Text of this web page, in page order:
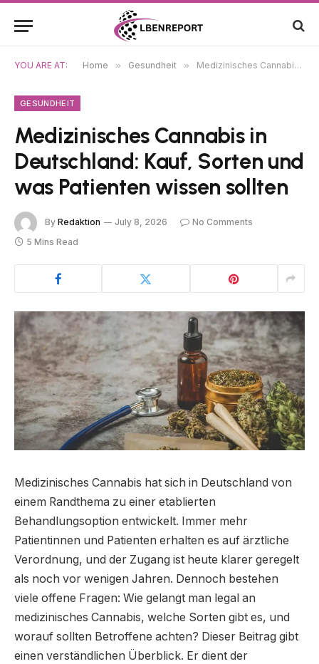
YOU ARE AT: Home » Gesundheit » Medizinisches Cannabis in Deutschland: Kauf, Sorten und was Patienten wissen sollten
GESUNDHEIT
Medizinisches Cannabis in
Deutschland: Kauf, Sorten und
was Patienten wissen sollten
By Redaktion July 8, 2026
No Comments
5 Mins Read
Medizinisches Cannabis hat sich in Deutschland von
einem Randthema zu einer etablierten
Behandlungsoption entwickelt. Immer mehr
Patientinnen und Patienten erhalten es auf ärztliche
Verordnung, und der Zugang ist heute klarer geregelt
als noch vor wenigen Jahren. Dennoch bestehen
viele offene Fragen: Wie gelangt man legal an
medizinisches Cannabis, welche Sorten gibt es, und
worauf sollten Betroffene achten? Dieser Beitrag gibt
einen verständlichen Überblick. Er dient der